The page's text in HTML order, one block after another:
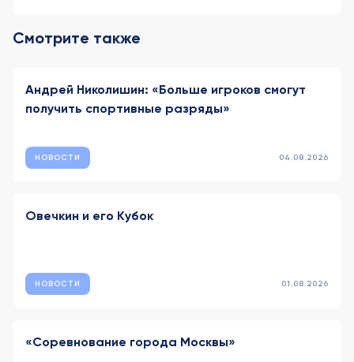
Смотрите также
Андрей Николишин: «Больше игроков смогут
получить спортивные разряды»
НОВОСТИ 04.08.2026
Овечкин и его Кубок
НОВОСТИ 01.08.2026
«Соревнование города Москвы»